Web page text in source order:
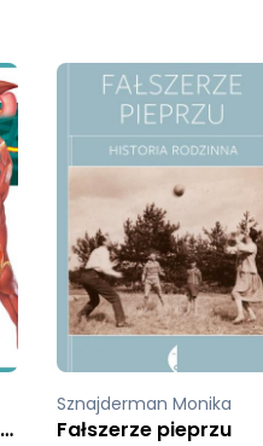
Encyklopedia ciała człowieka Układ nerwowy, układ endokrynny i układ odpornościowy
Sznajderman Monika
Fałszerze pieprzu